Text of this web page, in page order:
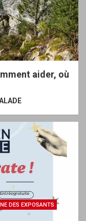
aider, où
DES EXPOSANTS